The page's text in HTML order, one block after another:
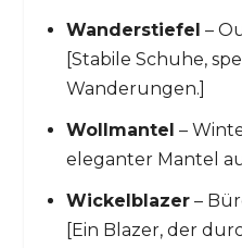
Wanderstiefel –
[Stabile Schuhe,
Wanderungen.]
Wollmantel –
eleganter Mantel
Wickelblazer–
[Ein Blazer, der